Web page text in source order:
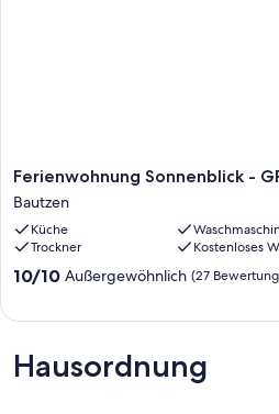
Ferienwohnung
Sonnenblick
-
GRANDE
Bautzen
Ferienwohnung Sonnenblick -
Bautzen
Küche
Trockner
Kostenloses
10.0
(27
Bewertungen)
10/10 Außergewöhnlich (27
Hausordnung